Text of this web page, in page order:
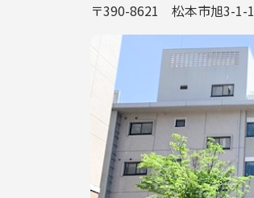
〒390-8621 松本市旭3-1-1